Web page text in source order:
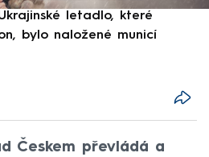
letadlo, které
bylo naložené municí
Českem převládá a